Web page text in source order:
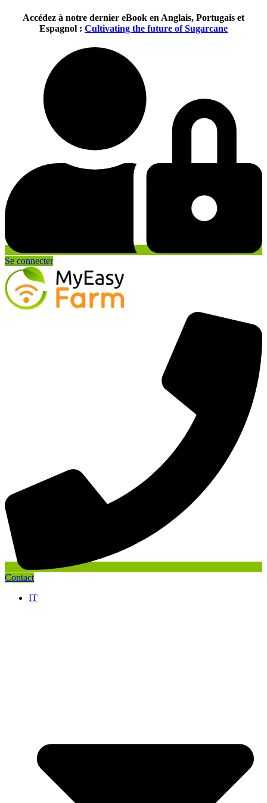
Accédez à notre dernier eBook en Anglais, Portugais et
Espagnol : Cultivating the future of Sugarcane
Se connecter
Contact
IT